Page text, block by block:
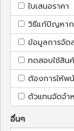
ใบเสนอราคา
วิธีแก้ปัญหาก
ข้อมูลการจัด
ทดสอบใช้สิน
ต้องการให้
ตัวแทนจัดจำ
อื่นๆ